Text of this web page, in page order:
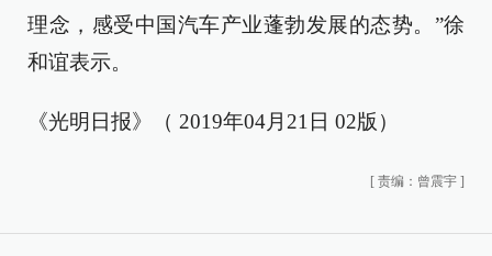
理念，感受中国汽车产业蓬勃发展的态势。”徐
和谊表示。
《光明日报》（ 2019年04月21日 02版）
[ 责编：曾震宇 ]